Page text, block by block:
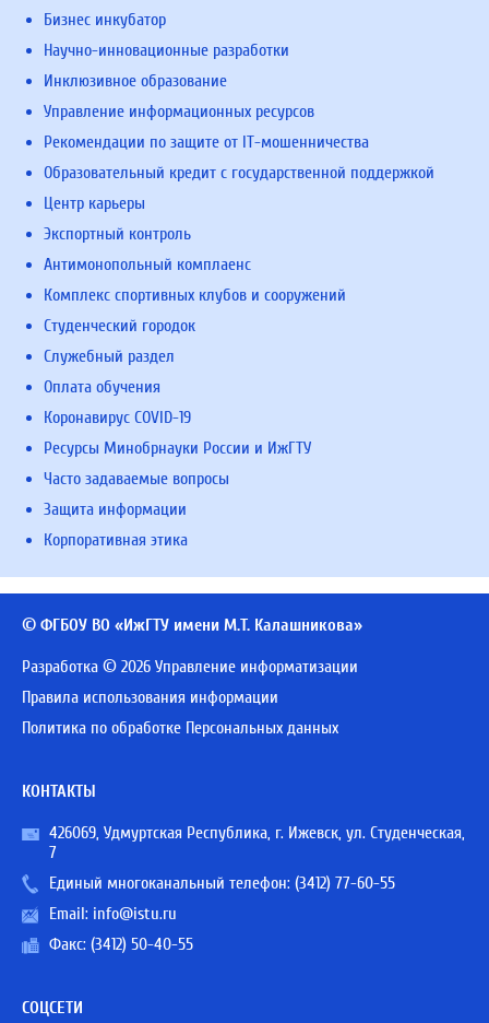
Бизнес инкубатор
Научно-инновационные разработки
Инклюзивное образование
Управление информационных ресурсов
Рекомендации по защите от IT-мошенничества
Образовательный кредит с государственной поддержкой
Центр карьеры
Экспортный контроль
Антимонопольный комплаенс
Комплекс спортивных клубов и сооружений
Студенческий городок
Служебный раздел
Оплата обучения
Коронавирус COVID-19
Ресурсы Минобрнауки России и ИжГТУ
Часто задаваемые вопросы
Защита информации
Корпоративная этика
© ФГБОУ ВО «ИжГТУ имени М.Т. Калашникова»
Разработка © 2026 Управление информатизации
Правила использования информации
Политика по обработке Персональных данных
КОНТАКТЫ
426069, Удмуртская Республика, г. Ижевск, ул. Студенческая,
7
Единый многоканальный телефон: (3412) 77-60-55
Email: info@istu.ru
Факс: (3412) 50-40-55
СОЦСЕТИ